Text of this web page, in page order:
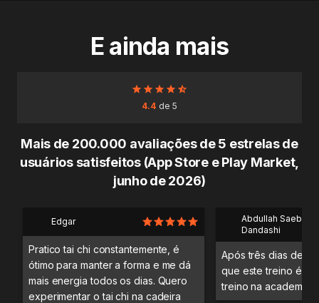
E ainda mais
4.4 de 5
Mais de 200.000 avaliações de 5 estrelas de
usuários satisfeitos (App Store e Play Market,
junho de 2026)
Edgar
Pratico tai chi constantemente, é
ótimo para manter a forma e me dá
mais energia todos os dias. Quero
experimentar o tai chi na cadeira
Abdullah Saeb Al
Dandashi
Após três dias de
que este treino é
treino na academia.